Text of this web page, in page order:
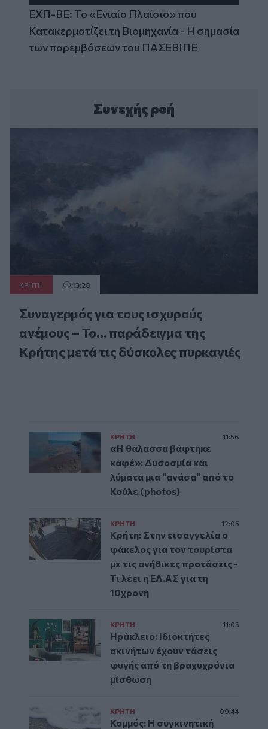
ΕΧΠ-ΒΕ: Το «Ενιαίο Πλαίσιο» που
Κατακερματίζει τη Βιομηχανία - Η σημασία
των παρεμβάσεων του ΠΑΣΕΒΙΠΕ
Συνεχής ροή
ΚΡΗΤΗ 13:28
Συναγερμός για τους ισχυρούς
ανέμους – Το... παράδειγμα της
Κρήτης μετά τις δύσκολες πυρκαγιές
ΚΡΗΤΗ 11:56
«Η θάλασσα βάφτηκε
καφέ»: Δυσοσμία και
λύματα μια "ανάσα" από το
Κούλε (photos)
ΚΡΗΤΗ 12:05
Κρήτη: Στην εισαγγελία ο
φάκελος για τον τουρίστα
με τις ανήθικες προτάσεις -
Τι λέει η ΕΛ.ΑΣ για τη
10χρονη
ΚΡΗΤΗ 11:05
Ηράκλειο: Ιδιοκτήτες
ακινήτων έχουν τάσεις
φυγής από τη βραχυχρόνια
μίσθωση
ΚΡΗΤΗ 09:44
Κομμός: Η συγκινητική